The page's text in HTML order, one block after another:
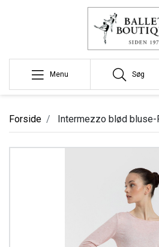
Menu Søg
Forside Intermezzo blød bluse-